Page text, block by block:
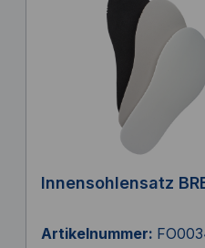
Innensohlensatz
Artikelnummer: